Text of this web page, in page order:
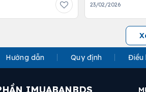
23/02/2026
Hướng dẫn Quy định Điều
IMUABANBDS